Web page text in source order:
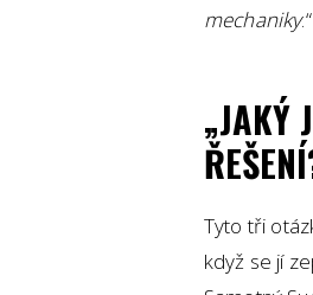
mechaniky.“
„JAKÝ
Tyto tři
když se jí